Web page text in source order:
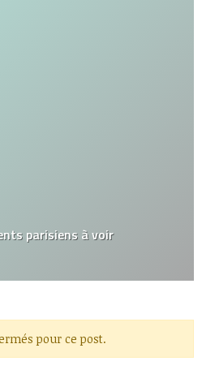
parisiens à voir
pour ce post.